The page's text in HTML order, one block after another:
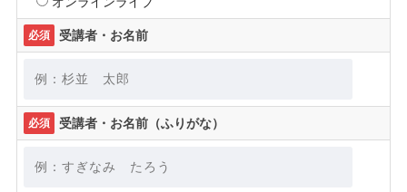
必須 受講者・お名前
必須 受講者・お名前（ふりがな）